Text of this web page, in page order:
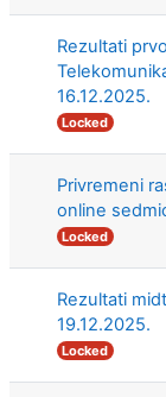
Rezultati
16.12.2025.
Locked
Privremeni
online
Locked
Rezultati
19.12.2025.
Locked